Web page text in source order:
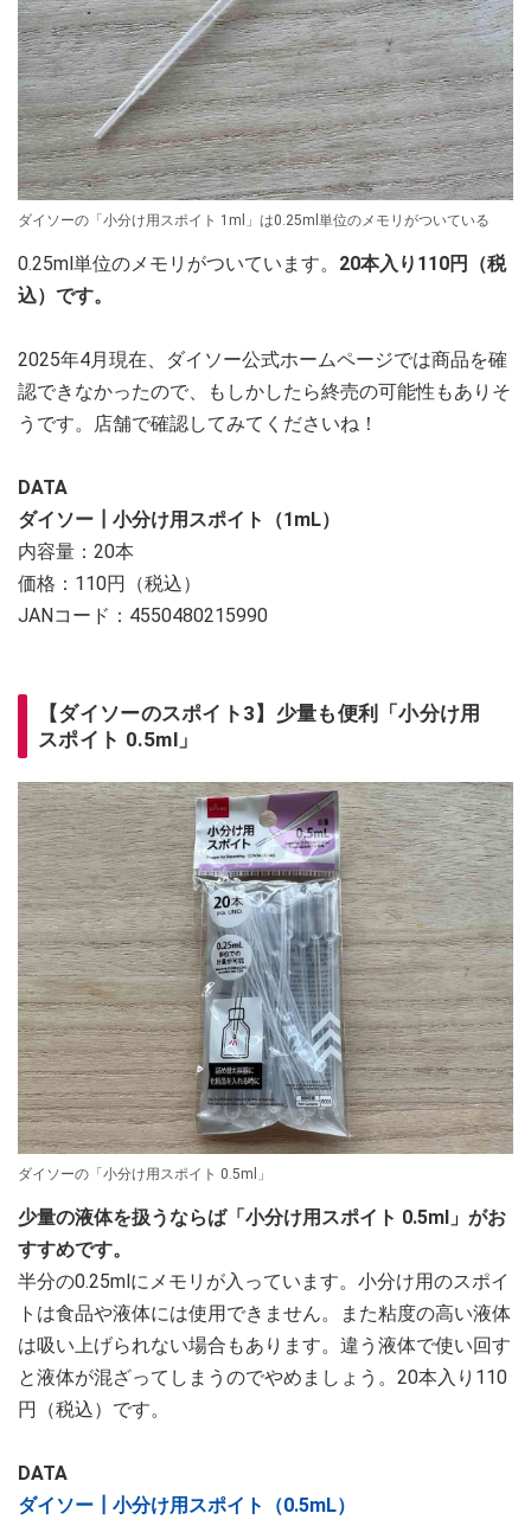
ダイソーの「小分け用スポイト 1ml」は0.25ml単位のメモリがついている
0.25ml単位のメモリがついています。 20本入り110円（税
込）です。
2025年4月現在、ダイソー公式ホームページでは商品を確
認できなかったので、もしかしたら終売の可能性もありそ
うです。店舗で確認してみてくださいね！
DATA
ダイソー┃小分け用スポイト（1mL）
内容量：20本
価格：110円（税込）
JANコード：4550480215990
【ダイソーのスポイト3】少量も便利「小分け用
スポイト 0.5ml」
ダイソーの「小分け用スポイト 0.5ml」
少量の液体を扱うならば「小分け用スポイト 0.5ml」がお
すすめです。
半分の0.25mlにメモリが入っています。小分け用のスポイ
トは食品や液体には使用できません。また粘度の高い液体
は吸い上げられない場合もあります。違う液体で使い回す
と液体が混ざってしまうのでやめましょう。20本入り110
円（税込）です。
DATA
ダイソー┃小分け用スポイト（0.5mL）